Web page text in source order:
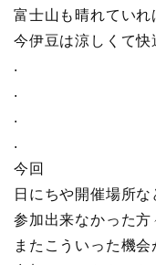
富士山も晴れていれ
今伊豆は涼しくて
.
.
.
.
今回
日にちや開催場所
参加出来なかった方
またこういった機